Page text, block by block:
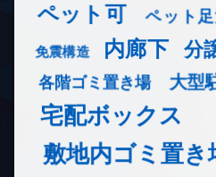
ペット可 ペット
免震構造 内廊下 分
各階ゴミ置き場 大型
宅配ボックス
敷地内ゴミ置き